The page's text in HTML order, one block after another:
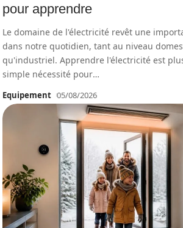
pour apprendre
Le domaine de l'électricité revêt une
dans notre quotidien, tant au niveau
qu'industriel. Apprendre l'électricité est
simple nécessité pour…
Equipement 05/08/2026